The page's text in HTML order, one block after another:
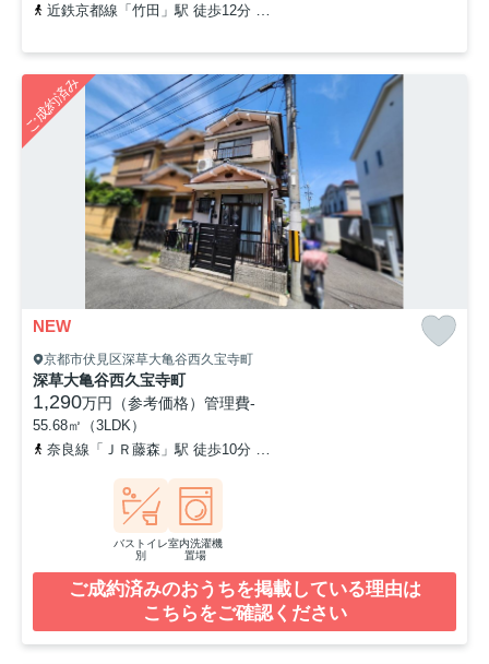
近鉄京都線「竹田」駅 徒歩12分
ご成約済み
NEW
京都市伏見区深草大亀谷西久宝寺町
深草大亀谷西久宝寺町
1,290万円（参考価格） 管理費-
55.68㎡（3LDK）
奈良線「ＪＲ藤森」駅 徒歩10分
バストイレ
別
室内洗濯機
置場
ご成約済みのおうちを掲載している理由は
こちらをご確認ください